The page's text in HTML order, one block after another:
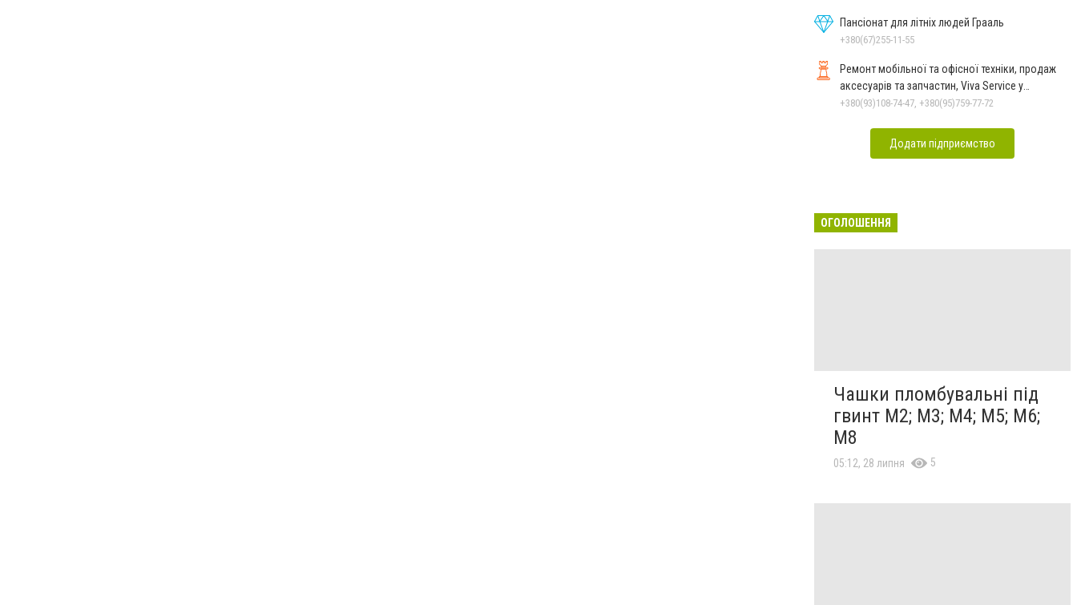
Пансіонат для літніх людей Грааль
+380(67)255-11-55
Ремонт мобільної та офісної техніки, продаж
аксесуарів та запчастин, Viva Service у
Миколаєві
+380(93)108-74-47, +380(95)759-77-72
Додати підприємство
ОГОЛОШЕННЯ
Чашки пломбувальні під
гвинт М2; М3; М4; М5; М6;
М8
05:12, 28 липня 5